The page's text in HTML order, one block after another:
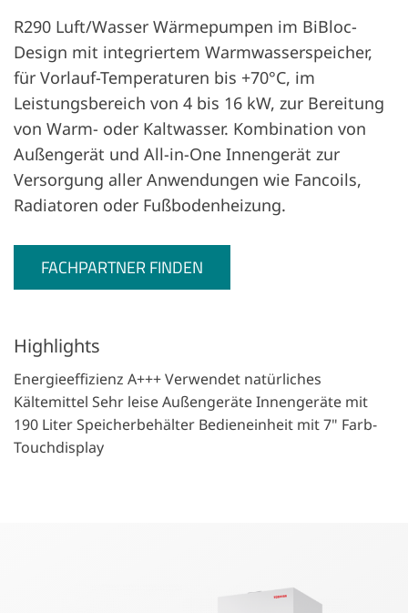
R290 Luft/Wasser Wärmepumpen im BiBloc-
Design mit integriertem Warmwasserspeicher,
für Vorlauf-Temperaturen bis +70°C, im
Leistungsbereich von 4 bis 16 kW, zur Bereitung
von Warm- oder Kaltwasser. Kombination von
Außengerät und All-in-One Innengerät zur
Versorgung aller Anwendungen wie Fancoils,
Radiatoren oder Fußbodenheizung.
FACHPARTNER FINDEN
Highlights
Energieeffizienz A+++ Verwendet natürliches
Kältemittel Sehr leise Außengeräte Innengeräte mit
190 Liter Speicherbehälter Bedieneinheit mit 7" Farb-
Touchdisplay